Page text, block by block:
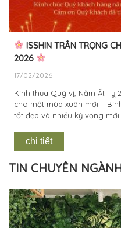
ISSHIN TRÂN TRỌNG
2026
17/02/2026
Kính thưa Quý vị, Năm Ất Tỵ
cho một mùa xuân mới –
tốt đẹp và nhiều kỳ vọng mới.
chi tiết
TIN CHUYÊN